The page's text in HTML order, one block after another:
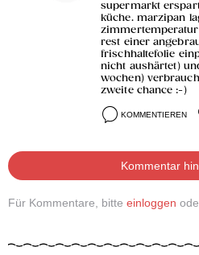
supermarkt
küche. marzipan
rest einer
frischhaltefolie
nicht aushärtet)
wochen)
zweite chance :-)
KOMMENTIEREN
Kommentar
Für Kommentare, bitte einloggen